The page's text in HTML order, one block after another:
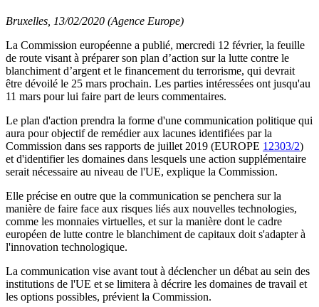
Bruxelles, 13/02/2020 (Agence Europe)
La Commission européenne a publié, mercredi 12 février, la feuille
de route visant à préparer son plan d’action sur la lutte contre le
blanchiment d’argent et le financement du terrorisme, qui devrait
être dévoilé le 25 mars prochain. Les parties intéressées ont jusqu'au
11 mars pour lui faire part de leurs commentaires.
Le plan d'action prendra la forme d'une communication politique qui
aura pour objectif de remédier aux lacunes identifiées par la
Commission dans ses rapports de juillet 2019 (EUROPE 12303/2)
et d'identifier les domaines dans lesquels une action supplémentaire
serait nécessaire au niveau de l'UE, explique la Commission.
Elle précise en outre que la communication se penchera sur la
manière de faire face aux risques liés aux nouvelles technologies,
comme les monnaies virtuelles, et sur la manière dont le cadre
européen de lutte contre le blanchiment de capitaux doit s'adapter à
l'innovation technologique.
La communication vise avant tout à déclencher un débat au sein des
institutions de l'UE et se limitera à décrire les domaines de travail et
les options possibles, prévient la Commission.